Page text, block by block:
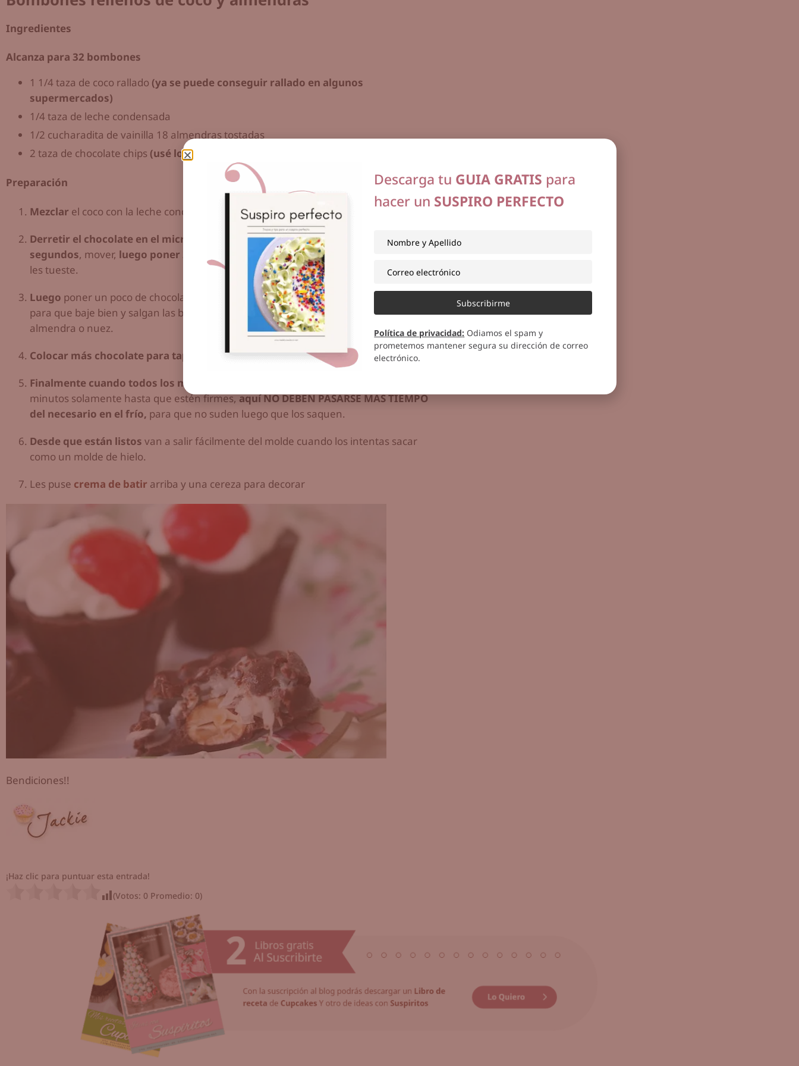
Ingredientes
Alcanza para 32 bombones
1 1/4 taza de coco rallado (ya se puede conseguir rallado en algunos
supermercados)
1/4 taza de leche condensada
1/2 cucharadita de vainilla 18 almendras tostadas
2 taza de chocolate chips (usé los de Hersheys)
Preparación
Mezclar el coco con la leche condensada y la vainilla
Derretir el chocolate en el microondas,
recordar que solo lo deben
poner 25
segundos, mover, luego poner 25 segundos másy mover de nuevo para que no se
les tueste.
Luego poner un poco de chocolate en el fondo del molde y por los lados, dar toquecitos
para que baje bien y salgan las burbujas, colocarle un poco de coco rallado y una
almendra o nuez.
Colocar más chocolate para tapar.
Finalmente cuando todos los moldesitos estén llenos,
minutos solamente hasta que estén firmes,aquí NO DEBEN PASARSE MAS TIEMPO
del necesario en el frío, para que no suden luego que los saquen.
Desde que están listos van a salir fácilmente del molde cuando los intentas sacar
como un molde de hielo.
Les puse crema de batir arriba y una cereza para decorar
Bendiciones!!
¡Haz clic para puntuar esta entrada!
(Votos: 0 Promedio: 0)
Descarga tu GUIA GRATIS para
hacer un SUSPIRO PERFECTO
Subscribirme
Política de privacidad: Odiamos el spam y
prometemos mantener segura su dirección de correo
electrónico.